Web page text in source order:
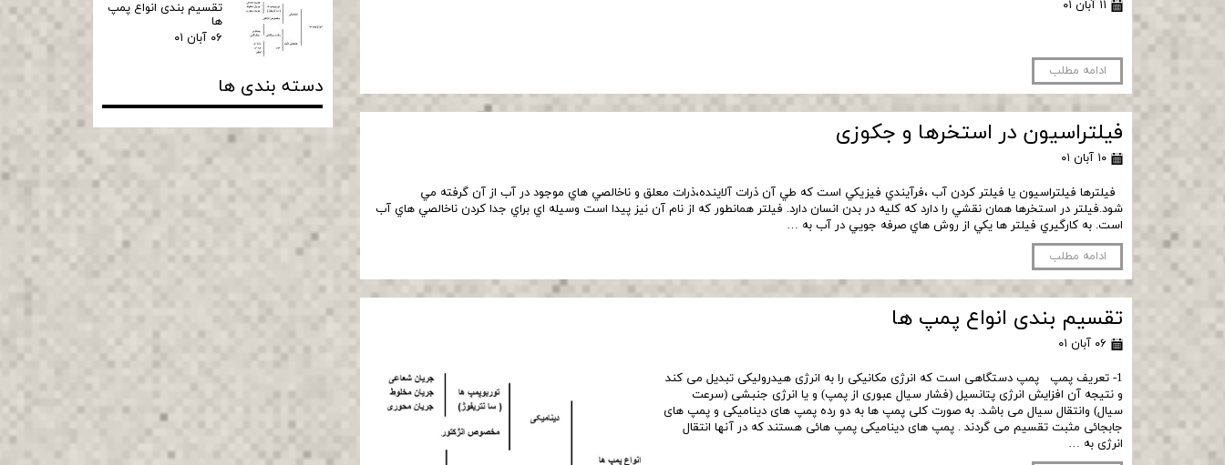
۱۱ آبان ۰۱
ادامه مطلب
فیلتراسیون در استخرها و جکوزی
۱۰ آبان ۰۱
فيلترها فيلتراسيون يا فيلتر كردن آب ،فرآيندي فيزيكي است كه طي آن ذرات آلاينده،ذرات معلق و ناخالصي هاي موجود در آب از آن گرفته مي
شود.فيلتر در استخرها همان نقشي را دارد كه كليه در بدن انسان دارد. فيلتر همانطور كه از نام آن نيز پيدا است وسيله اي براي جدا كردن ناخالصي هاي آب
است. به كارگيري فيلتر ها يكي از روش هاي صرفه جويي در آب به …
ادامه مطلب
تقسیم بندی انواع پمپ ها
۰۶ آبان ۰۱
1- تعریف پمپ پمپ دستگاھی است که انرژی مکانیکی را به انرژی ھیدرولیکی تبدیل می کند
و نتیجه آن افزایش انرژی پتانسیل (فشار سیال عبوری از پمپ) و یا انرژی جنبشی (سرعت
سیال) وانتقال سیال می باشد. به صورت کلی پمپ ھا به دو رده پمپ ھای دینامیکی و پمپ ھای
جابجائی مثبت تقسیم می گردند . پمپ ھای دینامیکی پمپ ھائی ھستند که در آنھا انتقال
انرژی به …
تقسیم بندی انواع پمپ
ها
۰۶ آبان ۰۱
دسته بندی ها